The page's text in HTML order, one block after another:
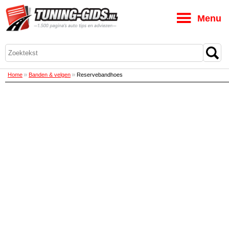
Home Banden & velgen Reservebandhoes